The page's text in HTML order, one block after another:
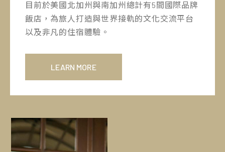
目前於美國北加州與南加州總計有5間國際品牌
飯店，為旅人打造與世界接軌的文化交流平台
以及非凡的住宿體驗。
LEARN MORE